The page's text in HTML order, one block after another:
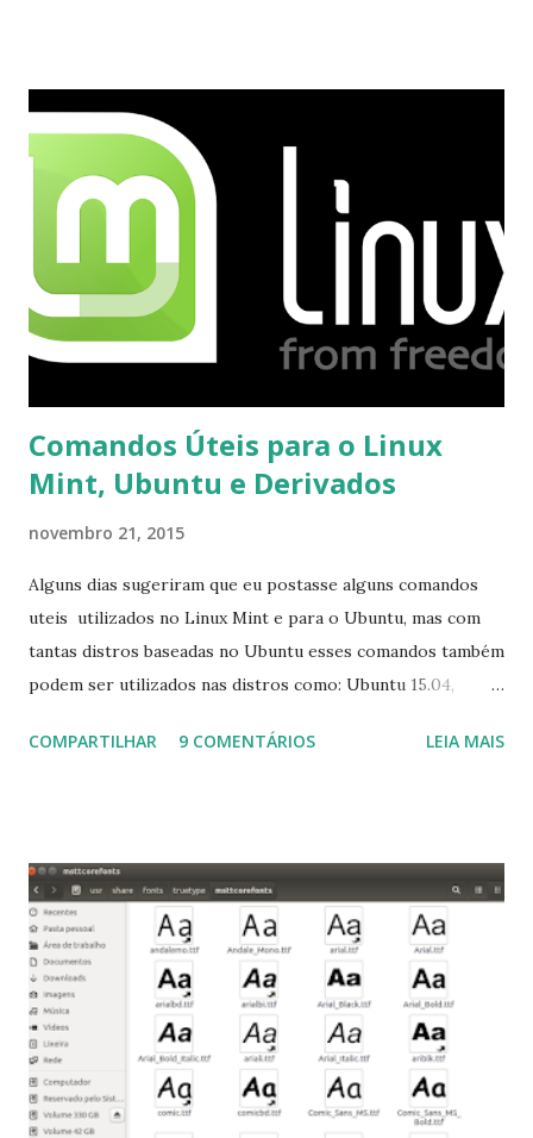
o Windows Live (assim como muitos profissionais de TI) ,
mesmo na versão para Linux, claro, sempre existem outras
opções e o Pidgin, que se mostra como opção.
Comandos Úteis para o Linux
Mint, Ubuntu e Derivados
novembro 21, 2015
Alguns dias sugeriram que eu postasse alguns comandos
uteis utilizados no Linux Mint e para o Ubuntu, mas com
tantas distros baseadas no Ubuntu esses comandos também
podem ser utilizados nas distros como: Ubuntu 15.04,
Linux Mint 17, Pinguy OS 14.04, Elementary OS 0.3, Deepin
para usuários iniciantes... 1- Atualizar a lista de pacotes: $
sudo apt-get update 2- Atualizar toda a distro: $ sudo apt-
get -f dist-upgrade ou update-manager -d -c 3- Instalar
pacotes: $ sudo apt-get install [nome do pacote] 4-
Procurar arquivos corrompidos: $ sudo apt-get check 5-
Corrigir problemas de dependências, concluir instalação de
pacotes pendentes e outros erros: $ sudo apt-get -f install
6- Se o comando sudo apt-get -f install nã...
COMPARTILHAR 9 COMENTÁRIOS LEIA MAIS